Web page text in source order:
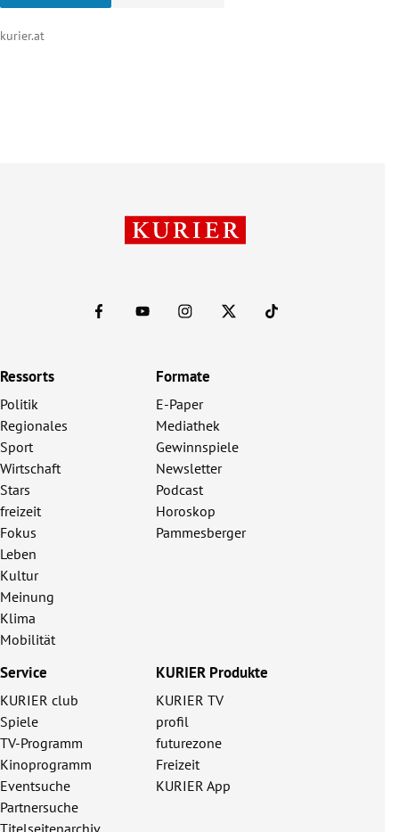
kurier.at
Ressorts
Politik
Regionales
Sport
Wirtschaft
Stars
freizeit
Fokus
Leben
Kultur
Meinung
Klima
Mobilität
Formate
E-Paper
Mediathek
Gewinnspiele
Newsletter
Podcast
Horoskop
Pammesberger
Service
KURIER club
Spiele
TV-Programm
Kinoprogramm
Eventsuche
Partnersuche
Titelseitenarchiv
KURIER Produkte
KURIER TV
profil
futurezone
Freizeit
KURIER App